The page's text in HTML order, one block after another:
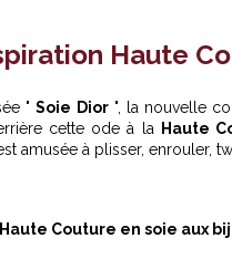
Haute
"Soie Dior", la nouvelle
cette ode à la
Haute
amusée à plisser, enrouler,
Couture en soie aux